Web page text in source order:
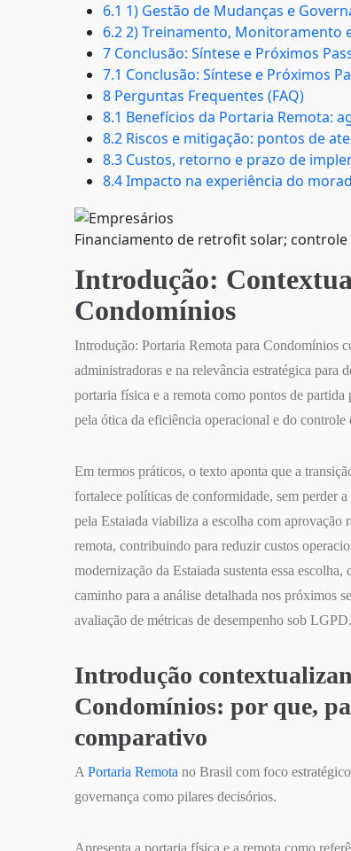
6.1 1) Gestão de Mudanças e
6.2 2) Treinamento, Monitoramento
7 Conclusão: Síntese e Próximos
7.1 Conclusão: Síntese e Próximos
8 Perguntas Frequentes (FAQ)
8.1 Benefícios da Portaria Remota:
8.2 Riscos e mitigação: pontos de
8.3 Custos, retorno e prazo de
8.4 Impacto na experiência do
Financiamento de retrofit solar;
Introdução:
Condomínios
Introdução: Portaria Remota para Condomínios
administradoras e na relevância estratégica para
portaria física e a remota como pontos de
pela ótica da eficiência operacional e do controle
Em termos práticos, o texto aponta que a
fortalece políticas de conformidade, sem perder
pela Estaiada viabiliza a escolha com aprovação
remota, contribuindo para reduzir custos
modernização da Estaiada sustenta essa
caminho para a análise detalhada nos próximos
avaliação de métricas de desempenho sob LGPD.
Introdução
Condomínios: por que,
comparativo
A Portaria Remota no Brasil com foco
governança como pilares decisórios.
Apresenta a portaria física e a remota como